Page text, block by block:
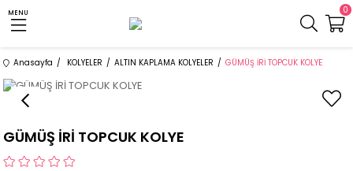
MENU 0
Anasayfa KOLYELER ALTIN KAPLAMA KOLYELER GÜMÜŞ İRİ TOPCUK KOLYE
GÜMÜŞ İRİ TOPCUK KOLYE